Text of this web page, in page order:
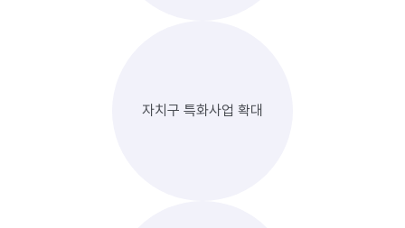
자치구 특화사업 확대